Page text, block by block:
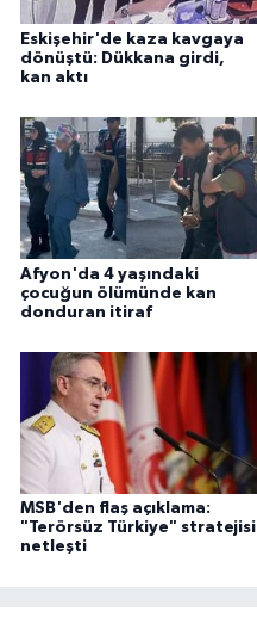
Eskişehir'de kaza kavgaya
dönüştü: Dükkana girdi,
kan aktı
Afyon'da 4 yaşındaki
çocuğun ölümünde kan
donduran itiraf
MSB'den flaş açıklama:
"Terörsüz Türkiye" stratejisi
netleşti